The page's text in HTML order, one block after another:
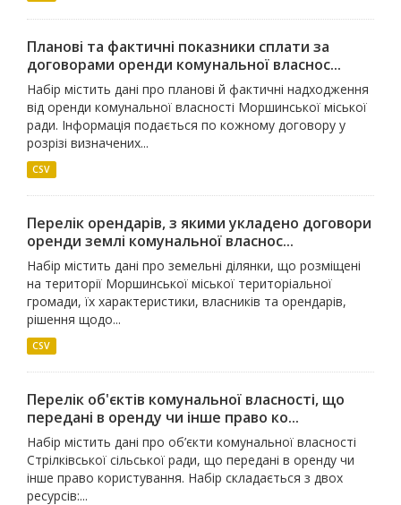
Планові та фактичні показники сплати за
договорами оренди комунальної власнос...
Набір містить дані про планові й фактичні надходження
від оренди комунальної власності Моршинської міської
ради. Інформація подається по кожному договору у
розрізі визначених...
CSV
Перелік орендарів, з якими укладено договори
оренди землі комунальної власнос...
Набір містить дані про земельні ділянки, що розміщені
на території Моршинської міської територіальної
громади, їх характеристики, власників та орендарів,
рішення щодо...
CSV
Перелік об'єктів комунальної власності, що
передані в оренду чи інше право ко...
Набір містить дані про об’єкти комунальної власності
Стрілківської сільської ради, що передані в оренду чи
інше право користування. Набір складається з двох
ресурсів:...